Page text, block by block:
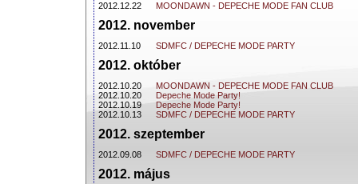
2012.12.22 MOONDAWN - DEPECHE MODE FAN CLUB
2012. november
2012.11.10 SDMFC / DEPECHE MODE PARTY
2012. október
2012.10.20
MOONDAWN - DEPECHE MODE FAN CLUB
2012.10.20
Depeche Mode Party!
2012.10.19
Depeche Mode Party!
2012.10.13
SDMFC / DEPECHE MODE PARTY
2012. szeptember
2012.09.08 SDMFC / DEPECHE MODE PARTY
2012. május